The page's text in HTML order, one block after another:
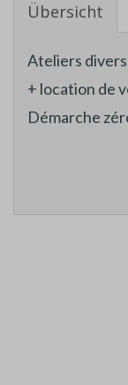
Übersicht
Ateliers
+ location de
Démarche